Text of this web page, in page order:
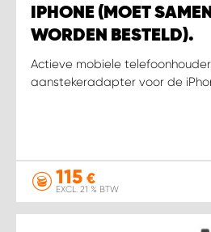
IPHONE (MOET
WORDEN BESTELD).
Actieve mobiele
aanstekeradapter voor de
115 €
EXCL. 21 % BTW